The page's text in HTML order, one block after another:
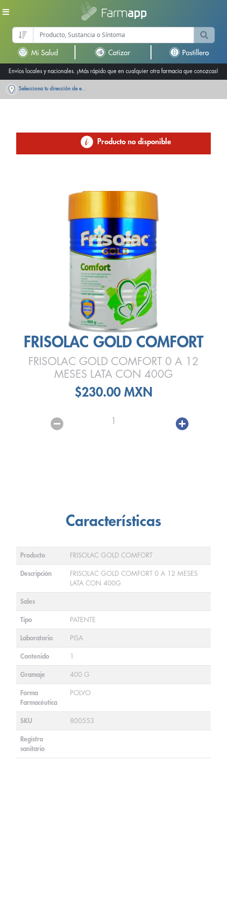
Envíos locales y nacionales. ¡Más rápido que en cualquier otra farmacia que conozcas!
Selecciona tu dirección de entrega
Producto no disponible
FRISOLAC GOLD COMFORT
FRISOLAC GOLD COMFORT 0 A 12
MESES LATA CON 400G
$230.00 MXN
1
Características
Producto FRISOLAC GOLD COMFORT
Descripción
FRISOLAC GOLD COMFORT 0 A 12 MESES
LATA CON 400G
Sales
Tipo PATENTE
Laboratorio PISA
Contenido 1
Gramaje 400 G
Forma
Farmacéutica
POLVO
SKU 800553
Registro
sanitario